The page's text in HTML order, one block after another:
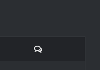
Comentarios